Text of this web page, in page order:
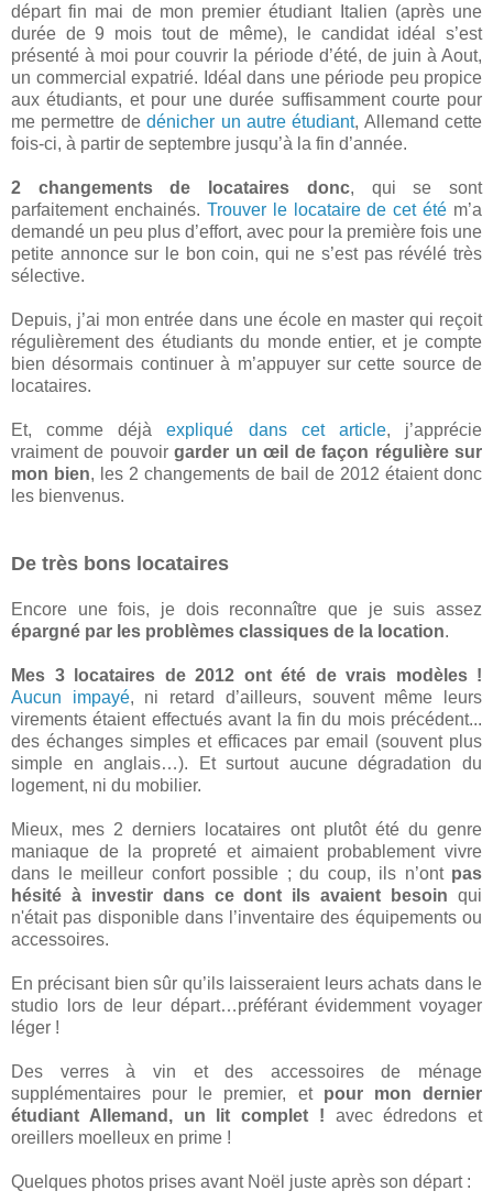
départ fin mai de mon premier étudiant Italien (après une
durée de 9 mois tout de même), le candidat idéal s’est
présenté à moi pour couvrir la période d’été, de juin à Aout,
un commercial expatrié. Idéal dans une période peu propice
aux étudiants, et pour une durée suffisamment courte pour
me permettre dedénicher un autre étudiant, Allemand cette
fois-ci, à partir de septembre jusqu’à la fin d’année.
2 changements de locataires donc, qui se sont
parfaitement enchainés. Trouver le locataire de cet été m’a
demandé un peu plus d’effort, avec pour la première fois une
petite annonce sur le bon coin, qui ne s’est pas révélé très
sélective.
Depuis, j’ai mon entrée dans une école en master qui reçoit
régulièrement des étudiants du monde entier, et je compte
bien désormais continuer à m’appuyer sur cette source de
locataires.
Et, comme déjàexpliqué dans cet article, j’apprécie
vraiment de pouvoirgarder un œil de façon régulière sur
mon bien, les 2 changements de bail de 2012 étaient donc
les bienvenus.
De très bons locataires
Encore une fois, je dois reconnaître que je suis assez
épargné par les problèmes classiques de la location.
Mes 3 locataires de 2012 ont été de vrais modèles !
Aucun impayé, ni retard d’ailleurs, souvent même leurs
virements étaient effectués avant la fin du mois précédent...
des échanges simples et efficaces par email (souvent plus
simple en anglais…). Et surtout aucune dégradation du
logement, ni du mobilier.
Mieux, mes 2 derniers locataires ont plutôt été du genre
maniaque de la propreté et aimaient probablement vivre
dans le meilleur confort possible ; du coup, ils n’ont pas
hésité à investir dans ce dont ils avaient besoin qui
n'était pas disponible dans l’inventaire des équipements ou
accessoires.
En précisant bien sûr qu’ils laisseraient leurs achats dans le
studio lors de leur départ…préférant évidemment voyager
léger !
Des verres à vin et des accessoires de ménage
supplémentaires pour le premier, et pour mon dernier
étudiant Allemand, un lit complet ! avec édredons et
oreillers moelleux en prime !
Quelques photos prises avant Noël juste après son départ :